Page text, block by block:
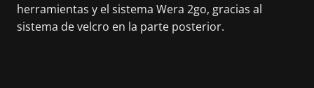
herramientas y el sistema Wera 2go, gracias al
sistema de velcro en la parte posterior.